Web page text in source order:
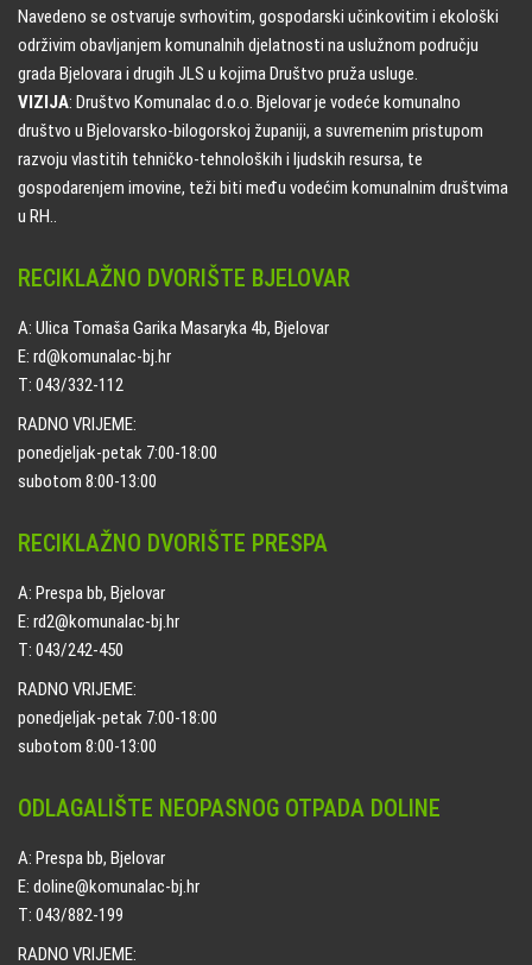
Navedeno se ostvaruje svrhovitim, gospodarski učinkovitim i ekološki
održivim obavljanjem komunalnih djelatnosti na uslužnom području
grada Bjelovara i drugih JLS u kojima Društvo pruža usluge.
VIZIJA: Društvo Komunalac d.o.o. Bjelovar je vodeće komunalno
društvo u Bjelovarsko-bilogorskoj županiji, a suvremenim pristupom
razvoju vlastitih tehničko-tehnoloških i ljudskih resursa, te
gospodarenjem imovine, teži biti među vodećim komunalnim društvima
u RH..
RECIKLAŽNO DVORIŠTE BJELOVAR
A: Ulica Tomaša Garika Masaryka 4b, Bjelovar
E: rd@komunalac-bj.hr
T: 043/332-112
RADNO VRIJEME:
ponedjeljak-petak 7:00-18:00
subotom 8:00-13:00
RECIKLAŽNO DVORIŠTE PRESPA
A: Prespa bb, Bjelovar
E: rd2@komunalac-bj.hr
T: 043/242-450
RADNO VRIJEME:
ponedjeljak-petak 7:00-18:00
subotom 8:00-13:00
ODLAGALIŠTE NEOPASNOG OTPADA DOLINE
A: Prespa bb, Bjelovar
E: doline@komunalac-bj.hr
T: 043/882-199
RADNO VRIJEME: